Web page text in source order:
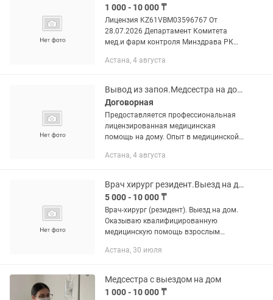
1 000 - 10 000 ₸
Лицензия KZ61VBM03596767 От
28.07.2026 Департамент Комитета
мед.и фарм контроля Минздрава РК
и детям -внутривенные инфузии
Астана, 4 августа
Вывод из запоя.Медсестра на дому
Договорная
Предоставляется профессиональная
лицензированная медицинская
помощь на дому. Опыт в медицинской
услуги: • Капельницы с выездом •
Астана, 4 августа
Врач хирург резидент.Выезд на дом.
5 000 - 10 000 ₸
Врач-хирург (резидент). Выезд на дом.
Оказываю квалифицированную
медицинскую помощь взрослым
послеоперационных и гнойных ран —
швов — 5...
Астана, 30 июля
Медсестра с выездом на дом
1 000 - 10 000 ₸